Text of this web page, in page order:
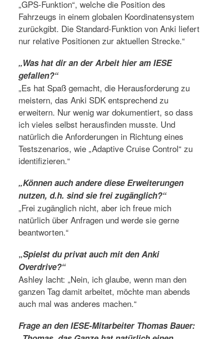
„GPS-Funktion“, welche die Position des
Fahrzeugs in einem globalen Koordinatensystem
zurückgibt. Die Standard-Funktion von Anki liefert
nur relative Positionen zur aktuellen Strecke.“
„Was hat dir an der Arbeit hier am IESE
gefallen?“
„Es hat Spaß gemacht, die Herausforderung zu
meistern, das Anki SDK entsprechend zu
erweitern. Nur wenig war dokumentiert, so dass
ich vieles selbst herausfinden musste. Und
natürlich die Anforderungen in Richtung eines
Testszenarios, wie „Adaptive Cruise Control“ zu
identifizieren.“
„Können auch andere diese Erweiterungen
nutzen, d.h. sind sie frei zugänglich?“
„Frei zugänglich nicht, aber ich freue mich
natürlich über Anfragen und werde sie gerne
beantworten.“
„Spielst du privat auch mit den Anki
Overdrive?“
Ashley lacht: „Nein, ich glaube, wenn man den
ganzen Tag damit arbeitet, möchte man abends
auch mal was anderes machen.“
Frage an den IESE-Mitarbeiter Thomas Bauer: